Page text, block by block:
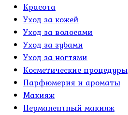
Красота
Уход за кожей
Уход за волосами
Уход за зубами
Уход за ногтями
Косметические процедуры
Парфюмерия и ароматы
Макияж
Перманентный макияж